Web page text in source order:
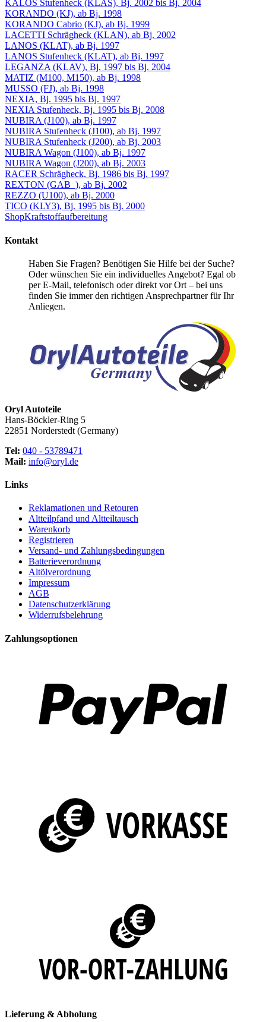
KALOS Stufenheck (KLAS), Bj. 2002 bis Bj. 2004
KORANDO (KJ), ab Bj. 1998
KORANDO Cabrio (KJ), ab Bj. 1999
LACETTI Schrägheck (KLAN), ab Bj. 2002
LANOS (KLAT), ab Bj. 1997
LANOS Stufenheck (KLAT), ab Bj. 1997
LEGANZA (KLAV), Bj. 1997 bis Bj. 2004
MATIZ (M100, M150), ab Bj. 1998
MUSSO (FJ), ab Bj. 1998
NEXIA, Bj. 1995 bis Bj. 1997
NEXIA Stufenheck, Bj. 1995 bis Bj. 2008
NUBIRA (J100), ab Bj. 1997
NUBIRA Stufenheck (J100), ab Bj. 1997
NUBIRA Stufenheck (J200), ab Bj. 2003
NUBIRA Wagon (J100), ab Bj. 1997
NUBIRA Wagon (J200), ab Bj. 2003
RACER Schrägheck, Bj. 1986 bis Bj. 1997
REXTON (GAB_), ab Bj. 2002
REZZO (U100), ab Bj. 2000
TICO (KLY3), Bj. 1995 bis Bj. 2000
ShopKraftstoffaufbereitung
Kontakt
Haben Sie Fragen? Benötigen Sie Hilfe bei der Suche?
Oder wünschen Sie ein individuelles Angebot? Egal ob
per E-Mail, telefonisch oder direkt vor Ort – bei uns
finden Sie immer den richtigen Ansprechpartner für Ihr
Anliegen.
Oryl Autoteile
Hans-Böckler-Ring 5
22851 Norderstedt (Germany)
Tel: 040 - 53789471
Mail: info@oryl.de
Links
Reklamationen und Retouren
Altteilpfand und Altteiltausch
Warenkorb
Registrieren
Versand- und Zahlungsbedingungen
Batterieverordnung
Altölverordnung
Impressum
AGB
Datenschutzerklärung
Widerrufsbelehrung
Zahlungsoptionen
Lieferung & Abholung